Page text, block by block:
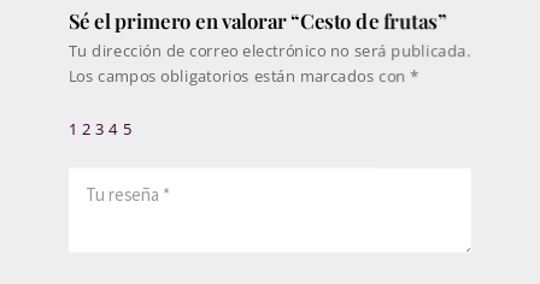
Sé el primero en valorar “Cesto de frutas”
Tu dirección de correo electrónico no será publicada.
Los campos obligatorios están marcados con*
1 2 3 4 5